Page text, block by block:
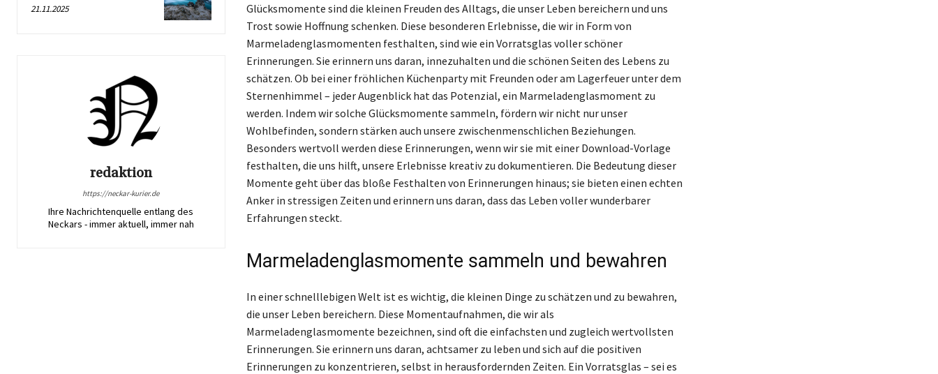
21.11.2025
redaktion
https://neckar-kurier.de
Ihre Nachrichtenquelle entlang des
Neckars - immer aktuell, immer nah
Glücksmomente sind die kleinen Freuden des Alltags, die unser Leben bereichern und uns
Trost sowie Hoffnung schenken. Diese besonderen Erlebnisse, die wir in Form von
Marmeladenglasmomenten festhalten, sind wie ein Vorratsglas voller schöner
Erinnerungen. Sie erinnern uns daran, innezuhalten und die schönen Seiten des Lebens zu
schätzen. Ob bei einer fröhlichen Küchenparty mit Freunden oder am Lagerfeuer unter dem
Sternenhimmel – jeder Augenblick hat das Potenzial, ein Marmeladenglasmoment zu
werden. Indem wir solche Glücksmomente sammeln, fördern wir nicht nur unser
Wohlbefinden, sondern stärken auch unsere zwischenmenschlichen Beziehungen.
Besonders wertvoll werden diese Erinnerungen, wenn wir sie mit einer Download-Vorlage
festhalten, die uns hilft, unsere Erlebnisse kreativ zu dokumentieren. Die Bedeutung dieser
Momente geht über das bloße Festhalten von Erinnerungen hinaus; sie bieten einen echten
Anker in stressigen Zeiten und erinnern uns daran, dass das Leben voller wunderbarer
Erfahrungen steckt.
Marmeladenglasmomente sammeln und bewahren
In einer schnelllebigen Welt ist es wichtig, die kleinen Dinge zu schätzen und zu bewahren,
die unser Leben bereichern. Diese Momentaufnahmen, die wir als
Marmeladenglasmomente bezeichnen, sind oft die einfachsten und zugleich wertvollsten
Erinnerungen. Sie erinnern uns daran, achtsamer zu leben und sich auf die positiven
Erinnerungen zu konzentrieren, selbst in herausfordernden Zeiten. Ein Vorratsglas – sei es